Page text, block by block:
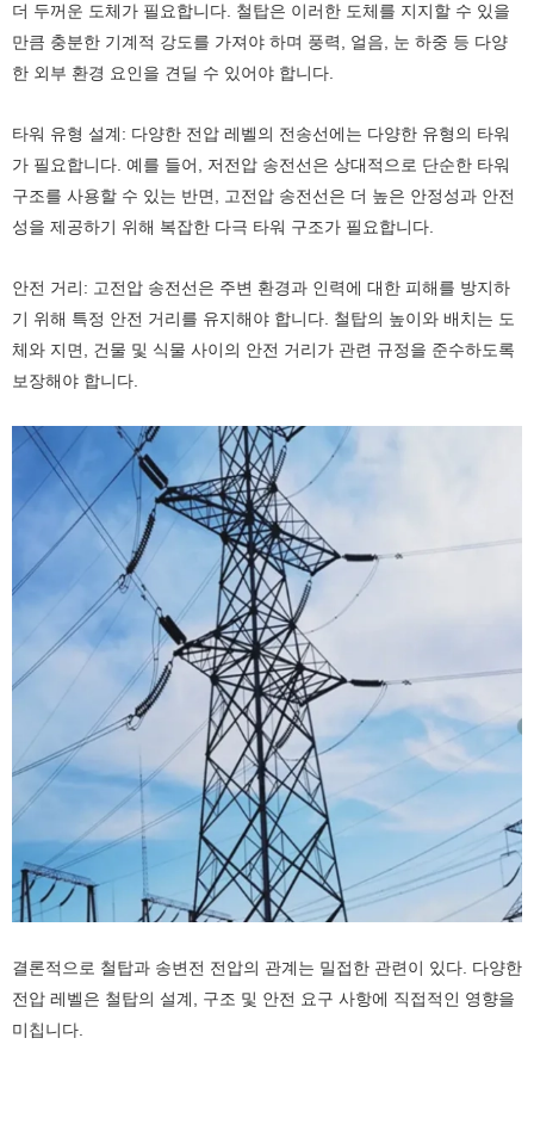
더 두꺼운 도체가 필요합니다. 철탑은 이러한 도체를 지지할 수 있을
만큼 충분한 기계적 강도를 가져야 하며 풍력, 얼음, 눈 하중 등 다양
한 외부 환경 요인을 견딜 수 있어야 합니다.
타워 유형 설계: 다양한 전압 레벨의 전송선에는 다양한 유형의 타워
가 필요합니다. 예를 들어, 저전압 송전선은 상대적으로 단순한 타워
구조를 사용할 수 있는 반면, 고전압 송전선은 더 높은 안정성과 안전
성을 제공하기 위해 복잡한 다극 타워 구조가 필요합니다.
안전 거리: 고전압 송전선은 주변 환경과 인력에 대한 피해를 방지하
기 위해 특정 안전 거리를 유지해야 합니다. 철탑의 높이와 배치는 도
체와 지면, 건물 및 식물 사이의 안전 거리가 관련 규정을 준수하도록
보장해야 합니다.
결론적으로 철탑과 송변전 전압의 관계는 밀접한 관련이 있다. 다양한
전압 레벨은 철탑의 설계, 구조 및 안전 요구 사항에 직접적인 영향을
미칩니다.